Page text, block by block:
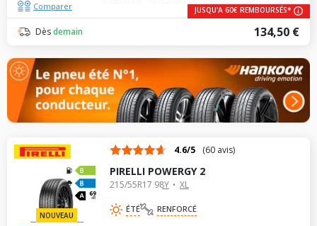
134,50 €
Dèsdemain
Comparer JUSQU'A 60€ REMBOURSÉS*
NOUVEAU
69
dB
4.6/5 (60 avis)
PIRELLI POWERGY 2
215/55R17 98Y XL
ÉTÉ RENFORCÉ